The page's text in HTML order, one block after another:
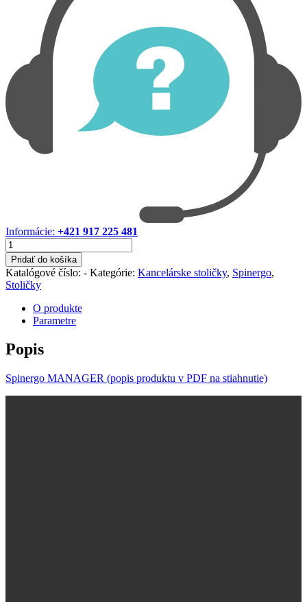
Informácie: +421 917 225 481
množstvo
Spinergo
MEDICAL
Pridať do košíka
Katalógové číslo: - Kategórie: Kancelárske stoličky, Spinergo,
Stoličky
O produkte
Parametre
Popis
Spinergo MANAGER (popis produktu v PDF na stiahnutie)